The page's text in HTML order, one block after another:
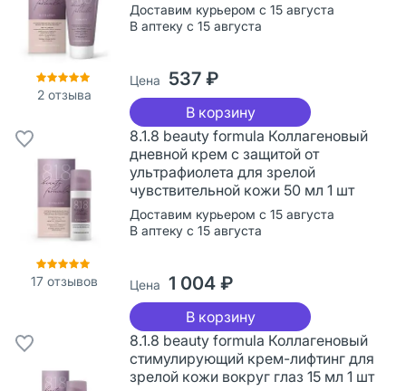
2 отзыва
Доставим курьером с 15 августа
В аптеку с 15 августа
Цена 537 ₽
В корзину
17 отзывов
8.1.8 beauty formula Коллагеновый
дневной крем с защитой от
ультрафиолета для зрелой
чувствительной кожи 50 мл 1 шт
Доставим курьером с 15 августа
В аптеку с 15 августа
Цена 1 004 ₽
В корзину
8.1.8 beauty formula Коллагеновый
стимулирующий крем-лифтинг для
зрелой кожи вокруг глаз 15 мл 1 шт